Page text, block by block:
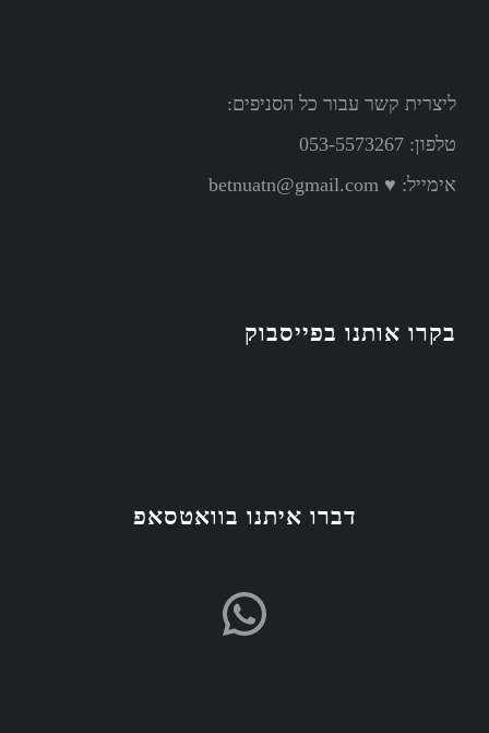
ליצרית קשר עבור כל הסניפים:
טלפון: 053-5573267
אימייל: ♥ betnuatn@gmail.com
בקרו אותנו בפייסבוק
דברו איתנו בוואטסאפ